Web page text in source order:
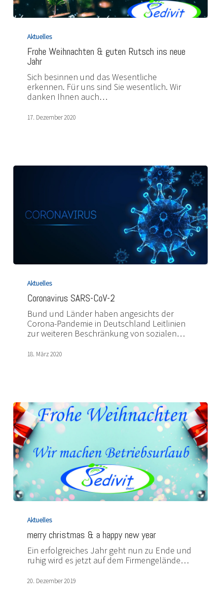
Weihnachten
guten
Rutsch
neue
Jahr
Aktuelles
Frohe Weihnachten & guten Rutsch ins neue
Jahr
Sich besinnen und das Wesentliche
erkennen. Für uns sind Sie wesentlich. Wir
danken Ihnen auch…
17. Dezember 2020
SARS-
CoV-Aktuelles
Coronavirus SARS-CoV-2
Bund und Länder haben angesichts der
Corona-Pandemie in Deutschland Leitlinien
zur weiteren Beschränkung von sozialen…
18. März 2020
merry
christmas
year
Aktuelles
merry christmas & a happy new year
Ein erfolgreiches Jahr geht nun zu Ende und
ruhig wird es jetzt auf dem Firmengelände…
20. Dezember 2019